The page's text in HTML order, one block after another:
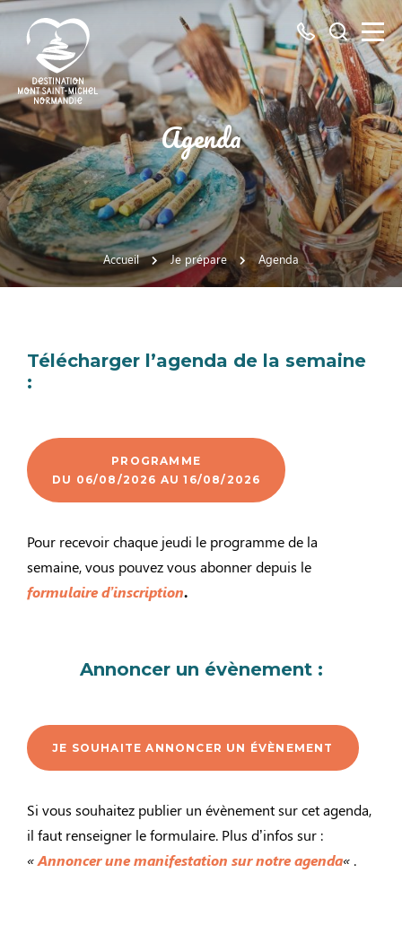
Destination
Mont
Saint-
Michel
Normandie
Tous
les
numéros
ici
Je
Agenda
Accueil Je prépare Agenda
Télécharger l’agenda de la semaine
:
PROGRAMME
DU 06/08/2026 AU 16/08/2026
Pour recevoir chaque jeudi le programme de la
semaine, vous pouvez vous abonner depuis le
formulaire d’inscription.
Annoncer un évènement :
JE SOUHAITE ANNONCER UN ÉVÈNEMENT
Si vous souhaitez publier un évènement sur cet agenda,
il faut renseigner le formulaire. Plus d’infos sur :
«Annoncer une manifestation sur notre agenda« .